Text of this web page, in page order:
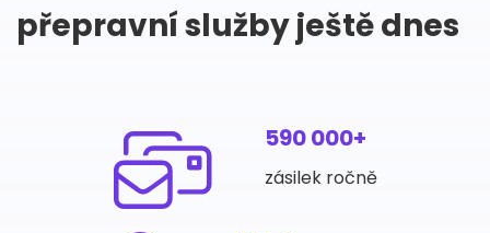
přepravní služby ještě dnes
590 000+
zásilek ročně